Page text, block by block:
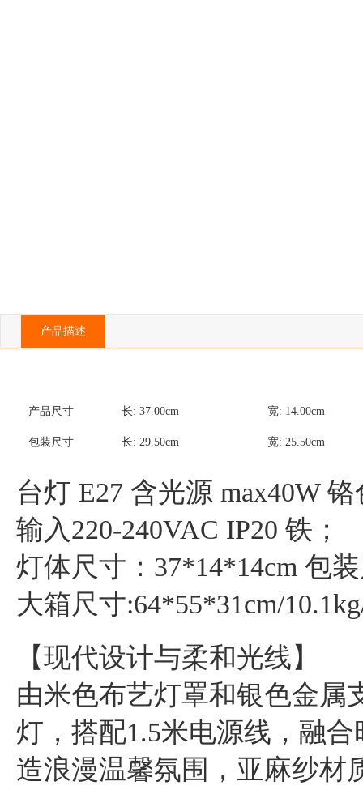
产品描述
产品尺寸 长: 37.00cm 宽: 14.00cm
包装尺寸 长: 29.50cm 宽: 25.50cm
台灯 E27 含光源 max40W
输入220-240VAC IP20 铁；
灯体尺寸：37*14*14cm 包
大箱尺寸:64*55*31cm/
【现代设计与柔和光线】
由米色布艺灯罩和银色金属
灯，搭配1.5米电源线，融
造浪漫温馨氛围，亚麻纱材